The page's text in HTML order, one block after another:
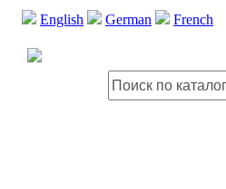
English German French